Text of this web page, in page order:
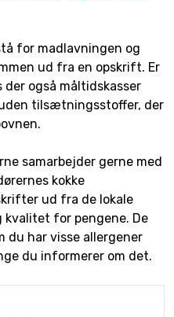
for madlavningen og
ud fra en opskrift. Er
også måltidskasser
tilsætningsstoffer, der
samarbejder gerne med
kokke
ud fra de lokale
kvalitet for pengene. De
du har visse allergener
du informerer om det.